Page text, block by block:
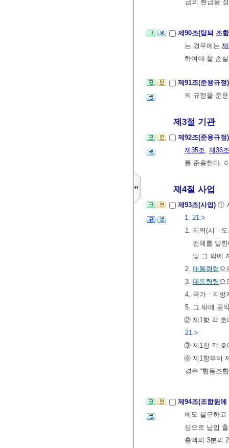
금의 환급을
제90조(탈퇴 조
는 경우에는
하여야 할 손
제91조(준용규
의 규정을 준
제3절 기관
제92조(준용규
제35조 제36조
를 준용한다.
제4절 사업
제93조(사업) ①
1. 21.>
1. 지역(시ㆍ
전체를 말
및 그 밖에
2. 대통령령 으
3. 대통령령 으
4. 국가ㆍ지방
5. 그 밖에 공
② 제1항 각 호
21.>
③ 제1항 각 호
④ 제1항부터
경우 “협동조
제94조(조합원
에도 불구하고
상으로 납입
총액의 3분의